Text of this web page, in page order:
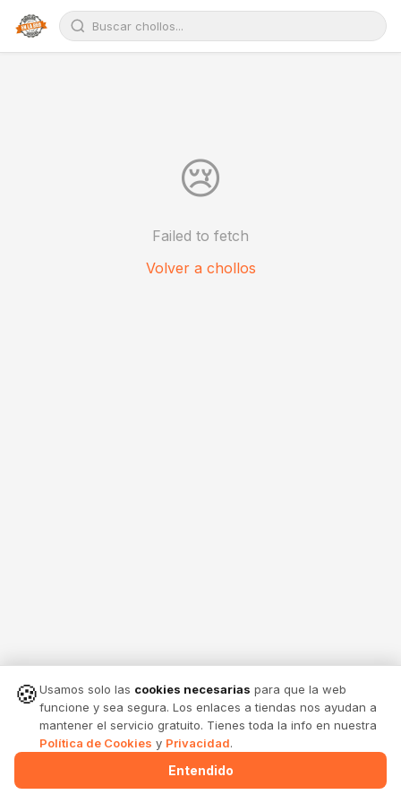
😢
Failed to fetch
Volver a chollos
Menu Alertas Comparte Entrar
🍪Usamos solo las cookies necesarias para que la web
funcione y sea segura. Los enlaces a tiendas nos ayudan a
mantener el servicio gratuito. Tienes toda la info en nuestra
Política de Cookies y Privacidad.
Entendido